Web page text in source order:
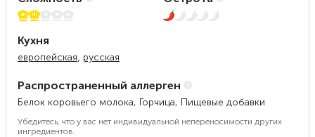
2 из 5
1 из 5
Кухня
европейская, русская
Распространенный аллерген
Белок коровьего молока, Горчица, Пищевые добавки
Убедитесь, что у вас нет индивидуальной непереносимости других
ингредиентов.